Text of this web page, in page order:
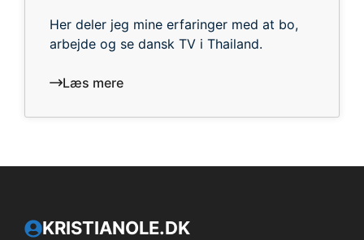
Her deler jeg mine erfaringer med at bo,
arbejde og se dansk TV i Thailand.
Læs mere
KRISTIANOLE.DK